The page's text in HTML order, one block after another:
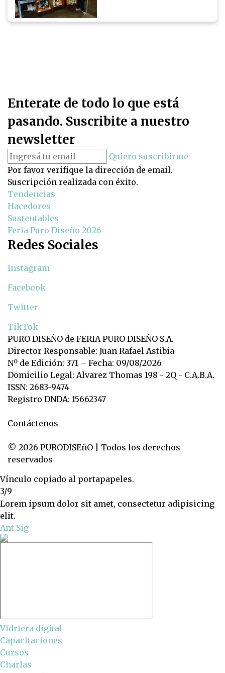
Enterate de todo lo que está
pasando. Suscribite a nuestro
newsletter
Quiero suscribirme
Por favor verifique la dirección de email.
Suscripción realizada con éxito.
Tendencias
Hacedores
Sustentables
Feria Puro Diseño 2026
Redes Sociales
Instagram
Facebook
Twitter
TikTok
PURO DISEÑO de FERIA PURO DISEÑO S.A.
Director Responsable: Juan Rafael Astibia
Nº de Edición: 371 – Fecha: 09/08/2026
Domicilio Legal: Alvarez Thomas 198 - 2Q - C.A.B.A.
ISSN: 2683-9474
Registro DNDA: 15662347
Contáctenos
© 2026 PURODISEñO | Todos los derechos
reservados
Vínculo copiado al portapapeles.
3/9
Lorem ipsum dolor sit amet, consectetur adipisicing
elit.
Ant Sig
Vidriera digital
Capacitaciones
Cursos
Charlas